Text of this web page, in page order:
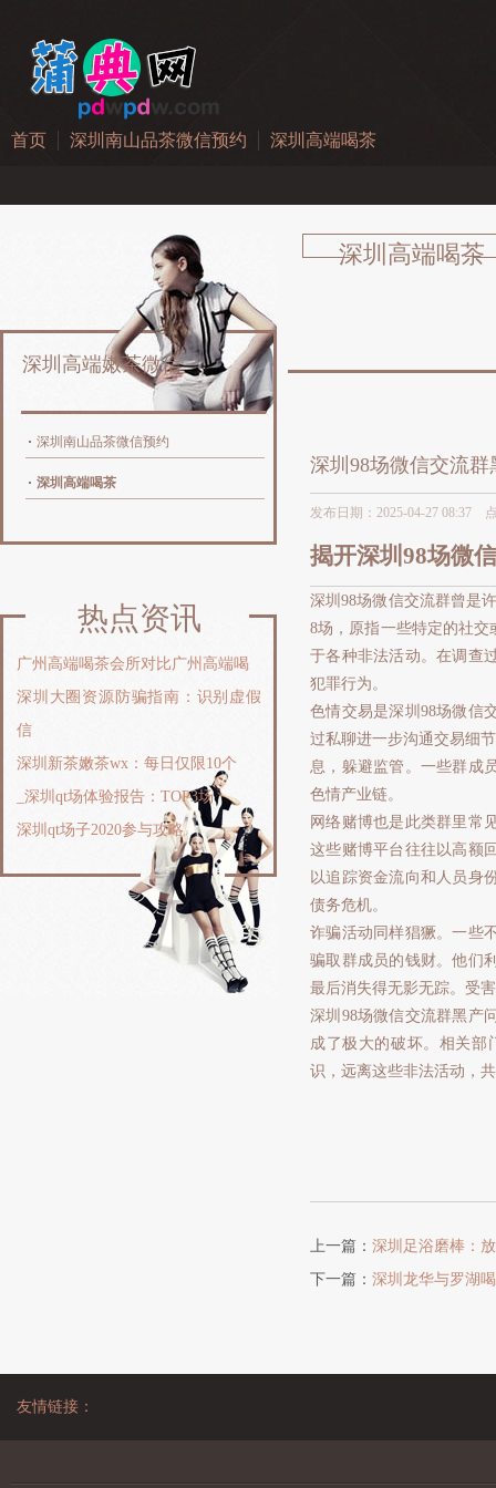
首页 深圳南山品茶微信预约 深圳高端喝茶
深圳高端嫩茶微信
深圳南山品茶微信预约
深圳高端喝茶
热点资讯
‌广州高端喝茶会所对比广州高端喝
深圳大圈资源防骗指南：识别虚假
信
深圳新茶嫩茶wx：每日仅限10个
_深圳qt场体验报告：TOP3场
深圳qt场子2020参与攻略
深圳高端喝茶
深圳98场微信交流群
发布日期：2025-04-27 08:37
揭开深圳98场微
深圳98场微信交流群曾是
8场，原指一些特定的社
于各种非法活动。在调查
犯罪行为。
色情交易是深圳98场微信
过私聊进一步沟通交易细
息，躲避监管。一些群成
色情产业链。
网络赌博也是此类群里常
这些赌博平台往往以高额
以追踪资金流向和人员身
债务危机。
诈骗活动同样猖獗。一些
骗取群成员的钱财。他们
最后消失得无影无踪。受
深圳98场微信交流群黑产
成了极大的破坏。相关部
识，远离这些非法活动，
上一篇： 深圳足浴磨棒：
下一篇： 深圳龙华与罗湖
友情链接：